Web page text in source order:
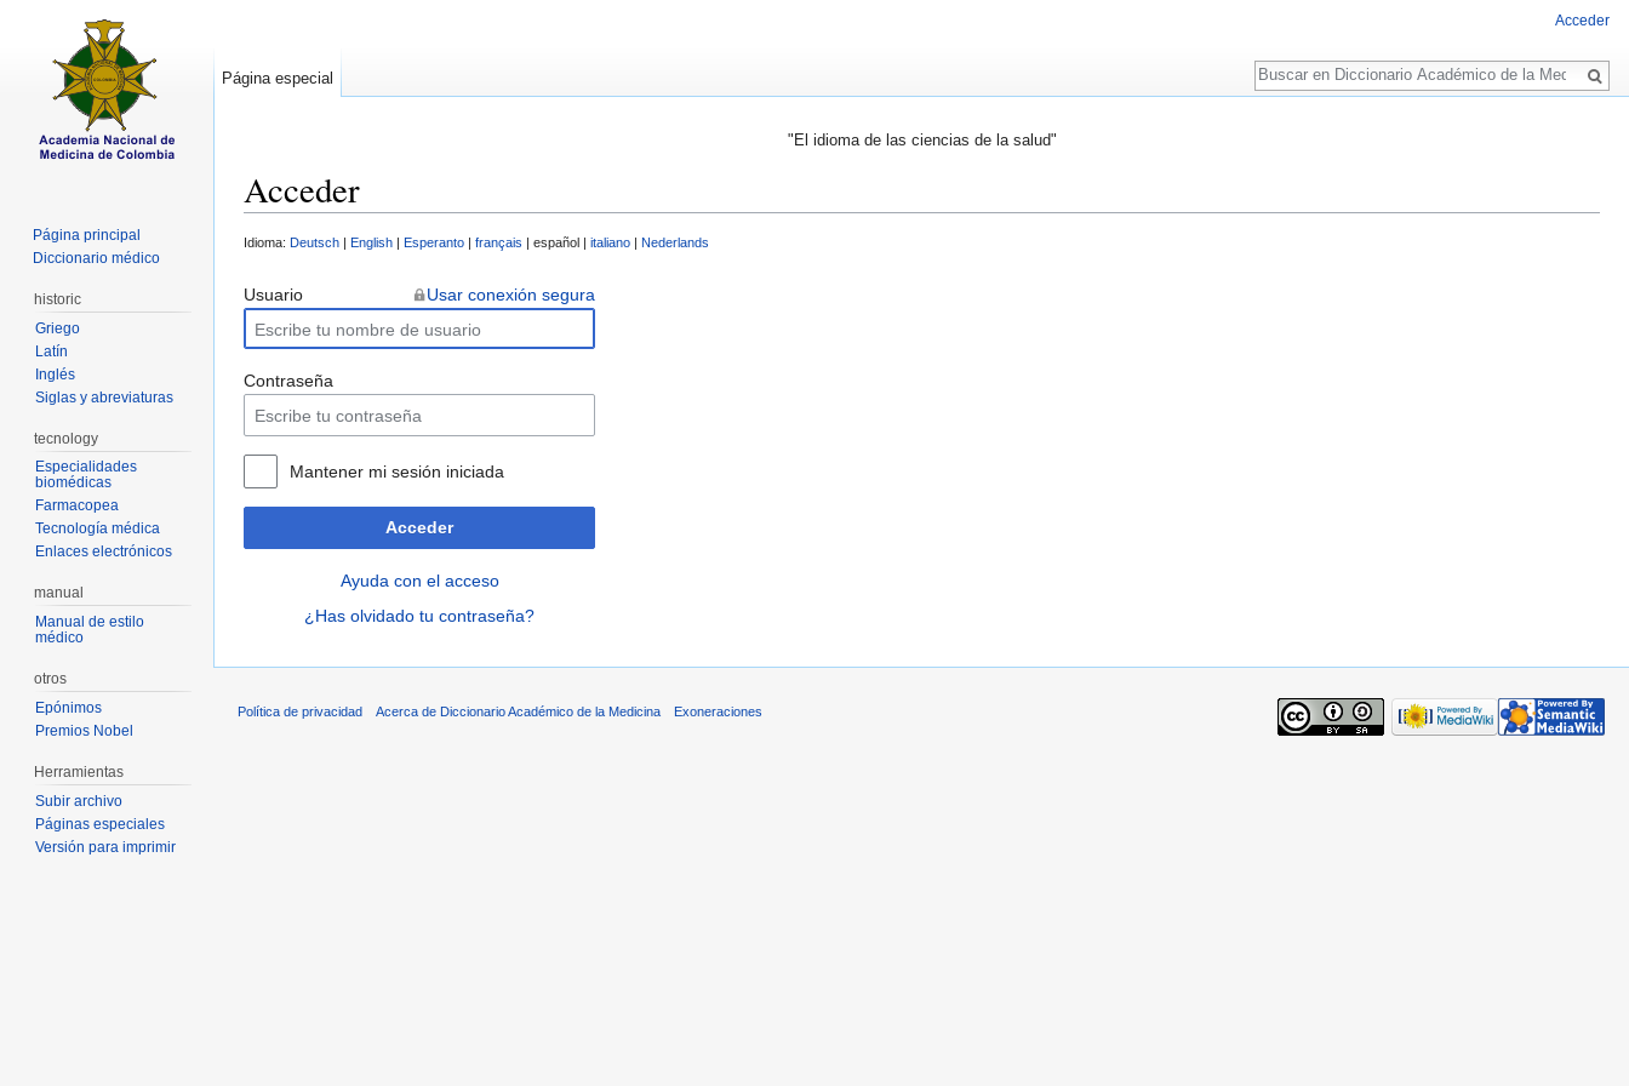
"El idioma de las ciencias de la salud"
Acceder
Idioma: Deutsch English Esperanto français | español | italiano Nederlands
Usuario Usar conexión segura
Contraseña
Mantener mi sesión iniciada
Acceder
Ayuda con el acceso
¿Has olvidado tu contraseña?
Acceder
Página especial
Buscar
Página principal
Diccionario médico
historic
Griego
Latín
Inglés
Siglas y abreviaturas
tecnology
Especialidades
biomédicas
Farmacopea
Tecnología médica
Enlaces electrónicos
manual
Manual de estilo
médico
otros
Epónimos
Premios Nobel
Herramientas
Subir archivo
Páginas especiales
Versión para imprimir
Política de privacidad Acerca de Diccionario Académico de la Medicina Exoneraciones